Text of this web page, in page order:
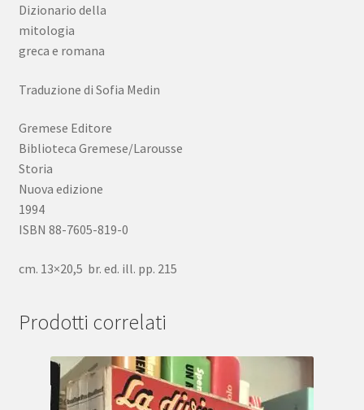
Dizionario della
mitologia
greca e romana
Traduzione di Sofia Medin
Gremese Editore
Biblioteca Gremese/Larousse
Storia
Nuova edizione
1994
ISBN 88-7605-819-0
cm. 13×20,5 br. ed. ill. pp. 215
Prodotti correlati